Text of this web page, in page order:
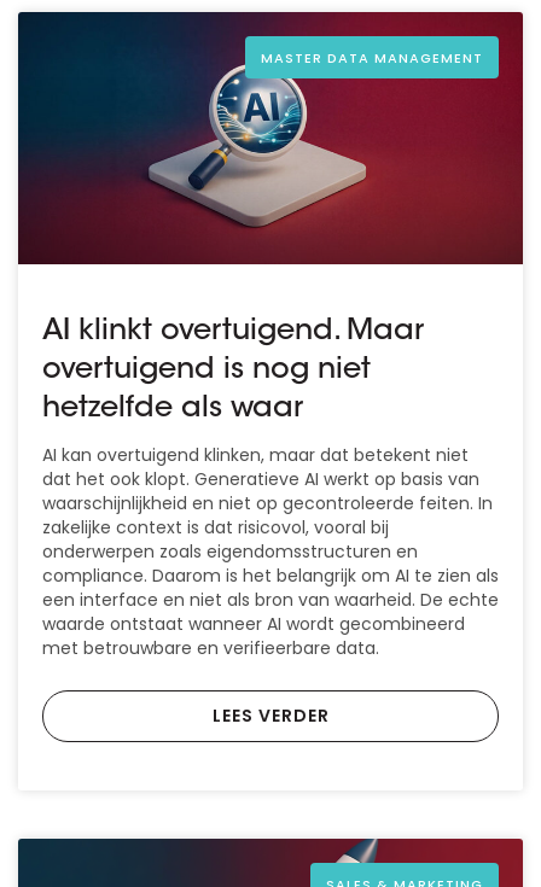
MASTER DATA MANAGEMENT
AI klinkt overtuigend. Maar
overtuigend is nog niet
hetzelfde als waar
AI kan overtuigend klinken, maar dat betekent niet
dat het ook klopt. Generatieve AI werkt op basis van
waarschijnlijkheid en niet op gecontroleerde feiten. In
zakelijke context is dat risicovol, vooral bij
onderwerpen zoals eigendomsstructuren en
compliance. Daarom is het belangrijk om AI te zien als
een interface en niet als bron van waarheid. De echte
waarde ontstaat wanneer AI wordt gecombineerd
met betrouwbare en verifieerbare data.
LEES VERDER